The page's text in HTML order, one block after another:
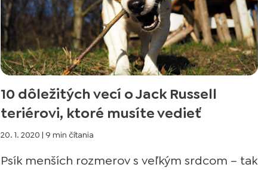
10 dôležitých vecí o Jack Russell
teriérovi, ktoré musíte vedieť
20. 1. 2020 | 9 min čítania
Psík menších rozmerov s veľkým srdcom – tak